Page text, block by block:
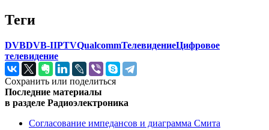
Теги
DVBDVB-IIPTVQualcommТелевидениеЦифровое
телевидение
Сохранить или поделиться
Последние материалы
в разделе Радиоэлектроника
Согласование импедансов и диаграмма Смита